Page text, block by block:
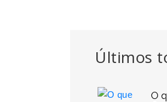
Últimos
O